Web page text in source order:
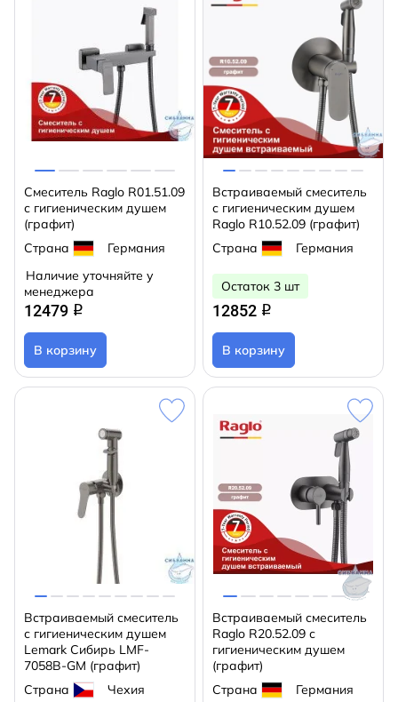
Смеситель Raglo R01.51.09
с гигиеническим душем
(графит)
Страна
Германия
Наличие уточняйте у
менеджера
12479 q
В корзину
Встраиваемый смеситель
с гигиеническим душем
Raglo R10.52.09 (графит)
Страна
Германия
Остаток 3 шт
12852 q
В корзину
Встраиваемый смеситель
с гигиеническим душем
Lemark Сибирь LMF-
7058B-GM (графит)
Страна
Чехия
Встраиваемый смеситель
Raglo R20.52.09 с
гигиеническим душем
(графит)
Страна
Германия